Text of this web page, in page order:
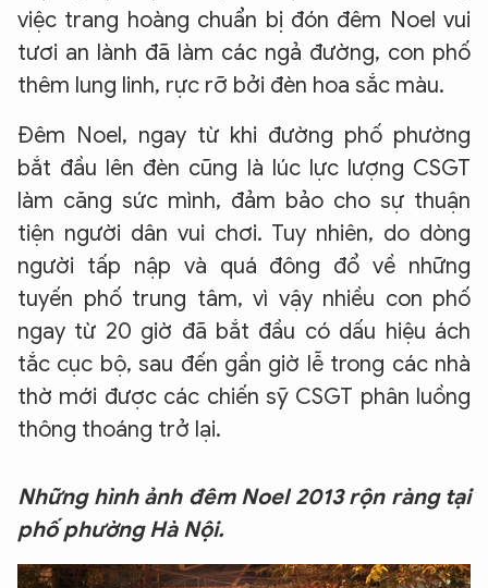
việc trang hoàng chuẩn bị đón đêm Noel vui
tươi an lành đã làm các ngả đường, con phố
thêm lung linh, rực rỡ bởi đèn hoa sắc màu.
Đêm Noel, ngay từ khi đường phố phường
bắt đầu lên đèn cũng là lúc lực lượng CSGT
làm căng sức mình, đảm bảo cho sự thuận
tiện người dân vui chơi. Tuy nhiên, do dòng
người tấp nập và quá đông đổ về những
tuyến phố trung tâm, vì vậy nhiều con phố
ngay từ 20 giờ đã bắt đầu có dấu hiệu ách
tắc cục bộ, sau đến gần giờ lễ trong các nhà
thờ mới được các chiến sỹ CSGT phân luồng
thông thoáng trở lại.
Những hình ảnh đêm Noel 2013 rộn ràng tại
phố phường Hà Nội.